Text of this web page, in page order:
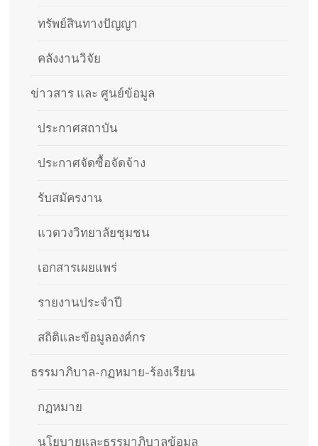
ทรัพย์สินทางปัญญา
คลังงานวิจัย
ข่าวสาร และ ศูนย์ข้อมูล
ประกาศสถาบัน
ประกาศจัดซื้อจัดจ้าง
รับสมัครงาน
แวดวงวิทยาลัยชุมชน
เอกสารเผยแพร่
รายงานประจำปี
สถิติและข้อมูลองค์กร
ธรรมาภิบาล-กฏหมาย-ร้องเรียน
กฏหมาย
นโยบายและธรรมาภิบาลข้อมูล